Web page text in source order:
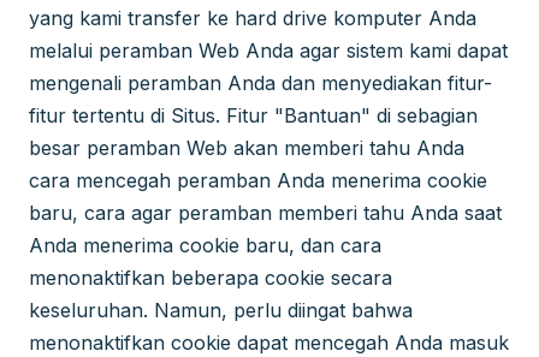
yang kami transfer ke hard drive komputer Anda
melalui peramban Web Anda agar sistem kami dapat
mengenali peramban Anda dan menyediakan fitur-
fitur tertentu di Situs. Fitur "Bantuan" di sebagian
besar peramban Web akan memberi tahu Anda
cara mencegah peramban Anda menerima cookie
baru, cara agar peramban memberi tahu Anda saat
Anda menerima cookie baru, dan cara
menonaktifkan beberapa cookie secara
keseluruhan. Namun, perlu diingat bahwa
menonaktifkan cookie dapat mencegah Anda masuk